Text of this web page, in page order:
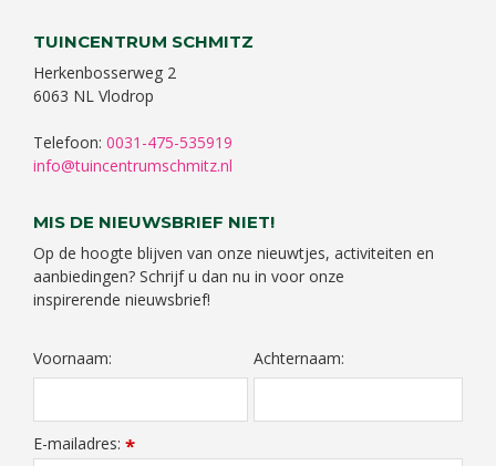
TUINCENTRUM SCHMITZ
Herkenbosserweg 2
6063 NL Vlodrop
Telefoon: 0031-475-535919
info@tuincentrumschmitz.nl
MIS DE NIEUWSBRIEF NIET!
Op de hoogte blijven van onze nieuwtjes, activiteiten en
aanbiedingen? Schrijf u dan nu in voor onze
inspirerende nieuwsbrief!
Voornaam: Achternaam:
E-mailadres: *